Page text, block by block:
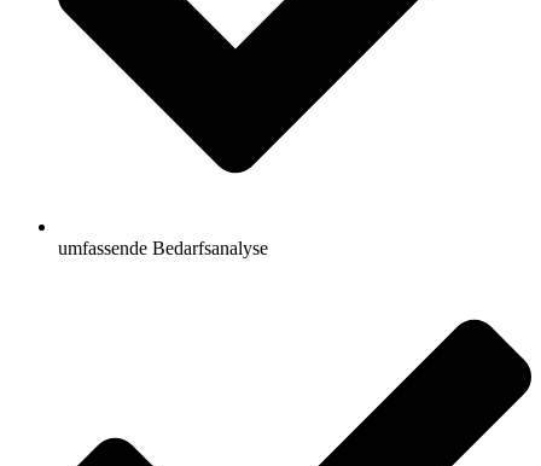
umfassende Bedarfsanalyse